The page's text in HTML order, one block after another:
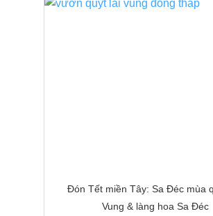
Đón Tết miền Tây: Sa Đéc mùa
Vung & làng hoa Sa Đéc